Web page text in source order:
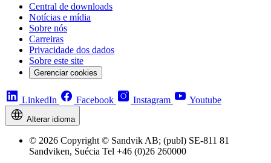
Central de downloads
Notícias e mídia
Sobre nós
Carreiras
Privacidade dos dados
Sobre este site
Gerenciar cookies
LinkedIn Facebook Instagram Youtube
Alterar idioma
© 2026 Copyright © Sandvik AB; (publ) SE-811 81
Sandviken, Suécia Tel +46 (0)26 260000